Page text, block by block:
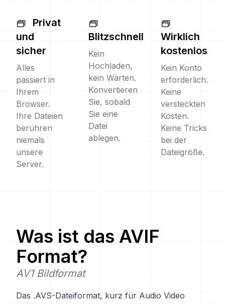
Privat
und
sicher
Alles
passiert in
Ihrem
Browser.
Ihre Dateien
berühren
niemals
unsere
Server.
Blitzschnell
Kein
Hochladen,
kein Warten.
Konvertieren
Sie, sobald
Sie eine
Datei
ablegen.
Wirklich
kostenlos
Kein Konto
erforderlich.
Keine
versteckten
Kosten.
Keine Tricks
bei der
Dateigröße.
Was ist das AVIF
Format?
AV1 Bildformat
Das .AVS-Dateiformat, kurz für Audio Video